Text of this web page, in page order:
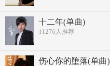
十二年(单曲)
11276 人推荐
伤心你的堕落(单曲)